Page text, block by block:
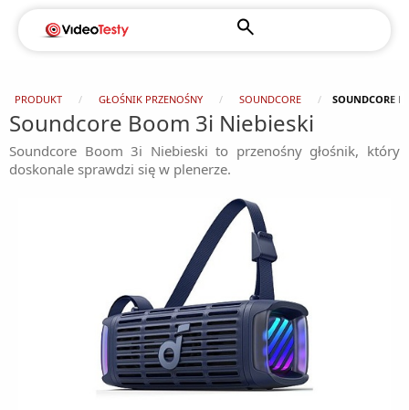
PRODUKT GŁOŚNIK PRZENOŚNY SOUNDCORE SOUNDCORE
Soundcore Boom 3i Niebieski
Soundcore Boom 3i Niebieski to przenośny głośnik, który
doskonale sprawdzi się w plenerze.